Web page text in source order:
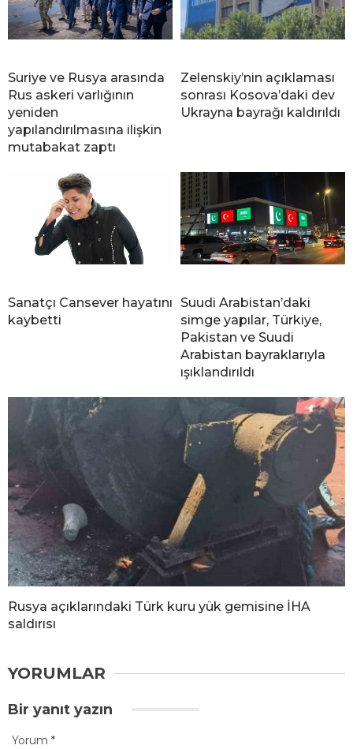
Suriye ve Rusya arasında
Rus askeri varlığının
yeniden
yapılandırılmasına ilişkin
mutabakat zaptı
Zelenskiy’nin açıklaması
sonrası Kosova’daki dev
Ukrayna bayrağı kaldırıldı
Sanatçı Cansever hayatını
kaybetti
Suudi Arabistan’daki
simge yapılar, Türkiye,
Pakistan ve Suudi
Arabistan bayraklarıyla
ışıklandırıldı
Rusya açıklarındaki Türk kuru yük gemisine İHA
saldırısı
YORUMLAR
Bir yanıt yazın
Yorum *